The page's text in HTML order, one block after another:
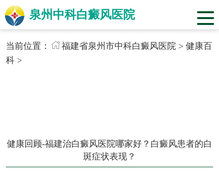
泉州中科白癜风医院
当前位置： 福建省泉州市中科白癜风医院> 健康百
科>
健康回顾-福建治白癜风医院哪家好？白癜风患者的白
斑症状表现？